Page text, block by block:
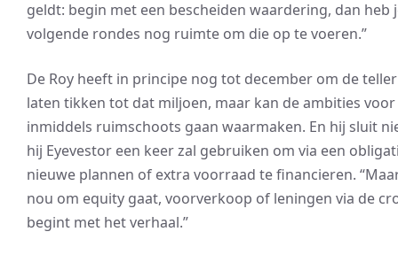
geldt: begin met een bescheiden waardering, dan heb
volgende rondes nog ruimte om die op te voeren.”
De Roy heeft in principe nog tot december om de
laten tikken tot dat miljoen, maar kan de ambities
inmiddels ruimschoots gaan waarmaken. En hij sluit
hij Eyevestor een keer zal gebruiken om via een
nieuwe plannen of extra voorraad te financieren.
nou om equity gaat, voorverkoop of leningen via de
begint met het verhaal.”